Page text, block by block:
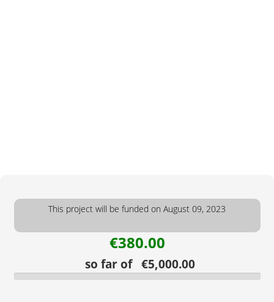
This project will be funded on August 09, 2023
€380.00
so far of €5,000.00